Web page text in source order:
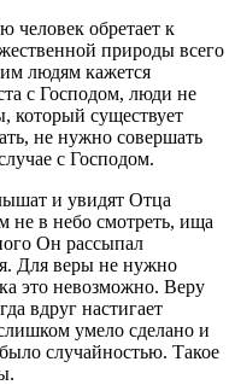
человек обретает к
природы всего
людям кажется
с Господом, люди не
который существует
не нужно совершать
с Господом.
и увидят Отца
не в небо смотреть, ища
Он рассыпал
Для веры не нужно
это невозможно. Веру
вдруг настигает
умело сделано и
случайностью. Такое